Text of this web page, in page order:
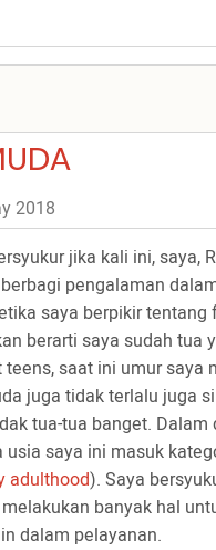
2018
jika kali ini, saya,
pengalaman
saya berpikir tentang
berarti saya sudah tua
saat ini umur saya
juga tidak terlalu juga
tua-tua banget. Dalam
usia saya ini masuk
adulthood). Saya
banyak hal
dalam pelayanan.